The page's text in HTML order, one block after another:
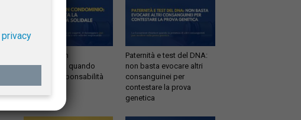
Infiltrazioni in
condominio: quando
scatta la responsabilità
solidale
Paternità e test del DNA:
non basta evocare altri
consanguinei per
contestare la prova
genetica
privacy